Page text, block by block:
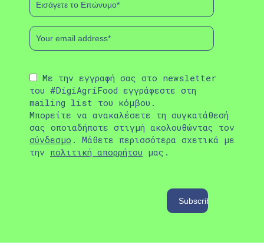
Με την εγγραφή σας στο newsletter
του #DigiAgriFood εγγράφεστε στη
mailing list του κόμβου.
Μπορείτε να ανακαλέσετε τη συγκατάθεσή
σας οποιαδήποτε στιγμή ακολουθώντας τον
σύνδεσμο . Μάθετε περισσότερα σχετικά με
την πολιτική απορρήτου μας.